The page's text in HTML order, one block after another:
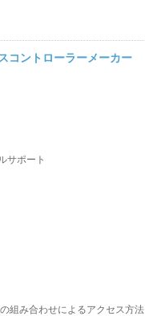
コントローラーメーカー
サポート
組み合わせによるアクセス方法